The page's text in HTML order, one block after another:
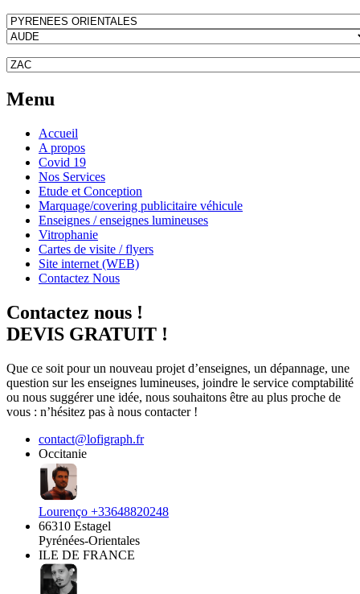
Menu
Accueil
A propos
Covid 19
Nos Services
Etude et Conception
Marquage/covering publicitaire véhicule
Enseignes / enseignes lumineuses
Vitrophanie
Cartes de visite / flyers
Site internet (WEB)
Contactez Nous
Contactez nous !
DEVIS GRATUIT !
Que ce soit pour un nouveau projet d’enseignes, un dépannage, une
question sur les enseignes lumineuses, joindre le service comptabilité
ou nous suggérer une idée, nous souhaitons être au plus proche de
vous : n’hésitez pas à nous contacter !
contact@lofigraph.fr
Occitanie
Lourenço +33648820248
66310 Estagel
Pyrénées-Orientales
ILE DE FRANCE